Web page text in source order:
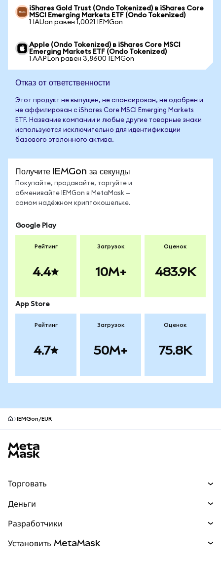
iShares Gold Trust (Ondo Tokenized) в iShares Core
MSCI Emerging Markets ETF (Ondo Tokenized)
1 IAUon равен 1,0021 IEMGon
Apple (Ondo Tokenized) в iShares Core MSCI
Emerging Markets ETF (Ondo Tokenized)
1 AAPLon равен 3,8600 IEMGon
Отказ от ответственности
Этот продукт не выпущен, не спонсирован, не одобрен и
не аффилирован с iShares Core MSCI Emerging Markets
ETF. Название компании и любые другие товарные знаки
используются исключительно для идентификации
базового эталонного актива.
Получите IEMGon за секунды
Покупайте, продавайте, торгуйте и
обменивайте IEMGon в MetaMask —
самом надёжном криптокошельке.
Google Play
Рейтинг
4.4
Загрузок
10M+
Оценок
483.9K
App Store
Рейтинг
4.7
Загрузок
50M+
Оценок
75.8K
IEMGon/EUR
Торговать
Прогнозы
Перпы НОВИНКА
Деньги
mUSD
Разработчики
Установить MetaMask